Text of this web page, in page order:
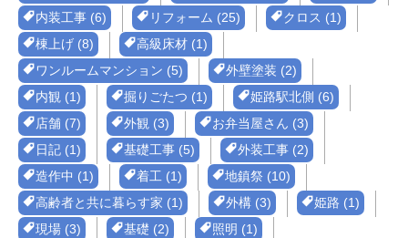
内装工事 (6)
リフォーム (25)
クロス (1)
棟上げ (8)
高級床材 (1)
ワンルームマンション (5)
外壁塗装 (2)
内観 (1)
掘りごたつ (1)
姫路駅北側 (6)
店舗 (7)
外観 (3)
お弁当屋さん (3)
日記 (1)
基礎工事 (5)
外装工事 (2)
造作中 (1)
着工 (1)
地鎮祭 (10)
高齢者と共に暮らす家 (1)
外構 (3)
姫路 (1)
現場 (3)
基礎 (2)
照明 (1)